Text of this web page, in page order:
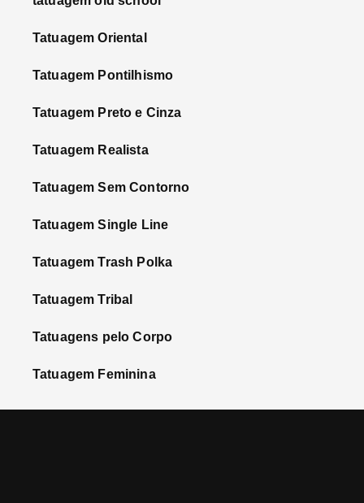
Tatuagem Oriental
Tatuagem Pontilhismo
Tatuagem Preto e Cinza
Tatuagem Realista
Tatuagem Sem Contorno
Tatuagem Single Line
Tatuagem Trash Polka
Tatuagem Tribal
Tatuagens pelo Corpo
Tatuagem Feminina